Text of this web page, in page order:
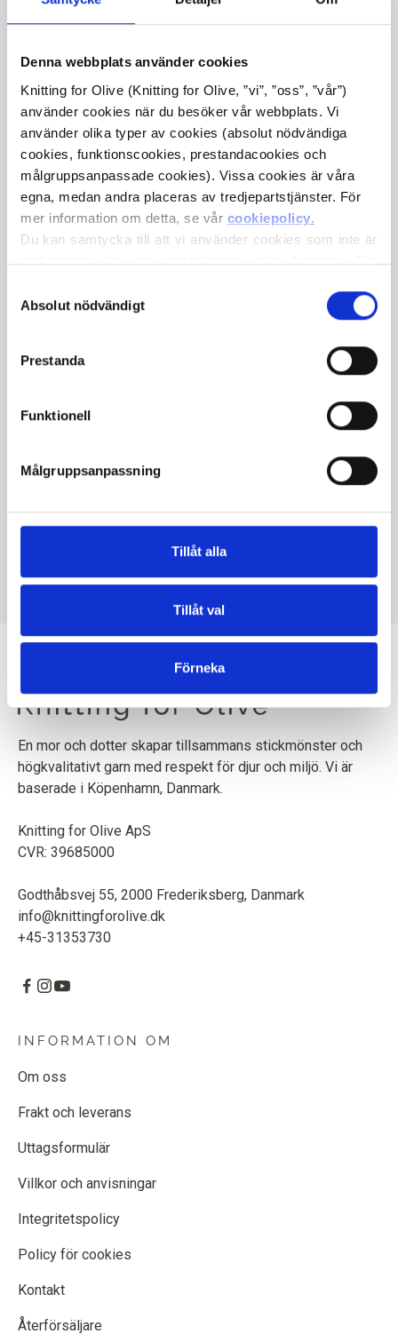
Denna webbplats använder cookies
Knitting for Olive (Knitting for Olive, ”vi”, ”oss”, ”vår”)
använder cookies när du besöker vår webbplats. Vi
använder olika typer av cookies (absolut nödvändiga
cookies, funktionscookies, prestandacookies och
målgruppsanpassade cookies). Vissa cookies är våra
egna, medan andra placeras av tredjepartstjänster. För
mer information om detta, se vår cookiepolicy.
Du kan samtycka till att vi använder cookies som inte är
nödvändiga för att webbplatsen ska fungera. Ditt
egenskap av personuppgiftsansvarig, får behandla dina
Du kan när som helst ändra eller återkalla ditt samtycke
via vår cookiepolicy
, där du också hittar information om
avAbsolut nödvändigt
Prestanda
Funktionell
Målgruppsanpassning
Tillåt alla
Tillåt val
Förneka
SLIM SLEEVES FOR DOT
SWEATER (TILLÄGG TILL
MÖNSTRET)
€0
SPRÅKET
EU!
Beställningar som görs före kl. 13.00 CET skickas
I detta tillägg till vårt mönster Dot Sweater hittar du
En mor och dotter skapar tillsammans stickmönster och
högkvalitativt garn med respekt för djur och miljö. Vi är
baserade i Köpenhamn, Danmark.
Knitting for Olive ApS
CVR: 39685000
Godthåbsvej 55, 2000 Frederiksberg, Danmark
info@knittingforolive.dk
+45-31353730
INFORMATION OM
Om oss
Frakt och leverans
Uttagsformulär
Villkor och anvisningar
Integritetspolicy
Policy för cookies
Kontakt
Återförsäljare